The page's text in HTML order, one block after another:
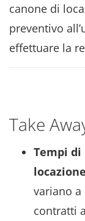
canone di
preventivo
effettuare la
Take
Tempi
variano
contratti